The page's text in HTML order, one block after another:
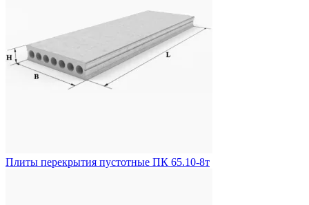
Плиты перекрытия пустотные ПК 65.10-8т